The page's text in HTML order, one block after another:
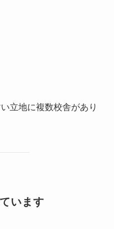
立地に複数校舎があり
います